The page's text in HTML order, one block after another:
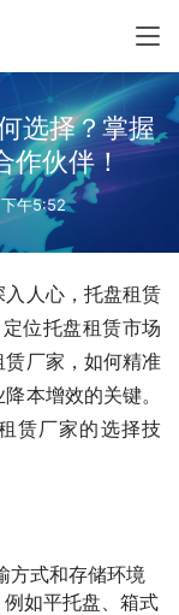
选择？掌握
作伙伴！
午5:52
人心，托盘租赁
位托盘租赁市场
厂家，如何精准
本增效的关键。
赁厂家的选择技
方式和存储环境
如平托盘、箱式